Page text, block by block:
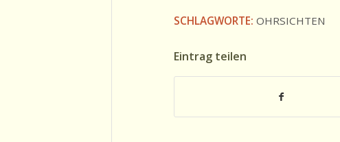
SCHLAGWORTE: OHRSICHTEN
Eintrag teilen